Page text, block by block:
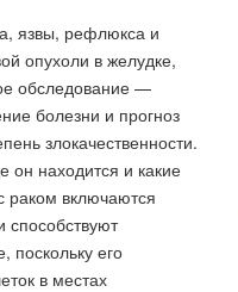
язвы, рефлюкса и
опухоли в желудке,
обследование —
болезни и прогноз
злокачественности.
он находится и какие
раком включаются
способствуют
поскольку его
в местах